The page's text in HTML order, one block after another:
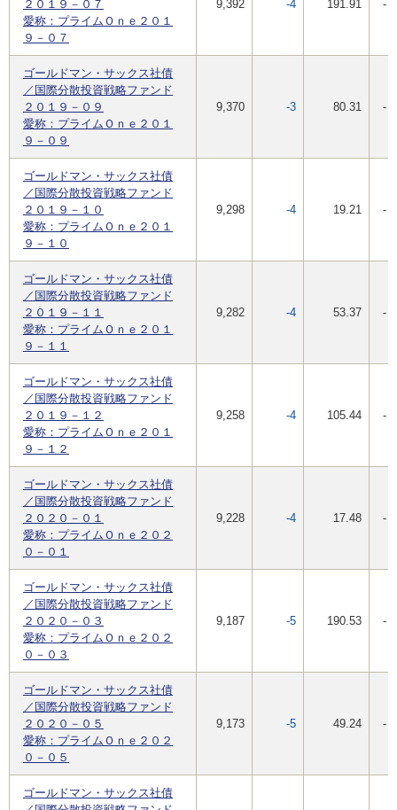
２０１９－０７
愛称：プライムＯｎｅ２０１
９－０７
9,392 -4 191.91 -
ゴールドマン・サックス社債
／国際分散投資戦略ファンド
２０１９－０９
愛称：プライムＯｎｅ２０１
９－０９
9,370 -3 80.31 -
ゴールドマン・サックス社債
／国際分散投資戦略ファンド
２０１９－１０
愛称：プライムＯｎｅ２０１
９－１０
9,298 -4 19.21 -
ゴールドマン・サックス社債
／国際分散投資戦略ファンド
２０１９－１１
愛称：プライムＯｎｅ２０１
９－１１
9,282 -4 53.37 -
ゴールドマン・サックス社債
／国際分散投資戦略ファンド
２０１９－１２
愛称：プライムＯｎｅ２０１
９－１２
9,258 -4 105.44 -
ゴールドマン・サックス社債
／国際分散投資戦略ファンド
２０２０－０１
愛称：プライムＯｎｅ２０２
０－０１
9,228 -4 17.48 -
ゴールドマン・サックス社債
／国際分散投資戦略ファンド
２０２０－０３
愛称：プライムＯｎｅ２０２
０－０３
9,187 -5 190.53 -
ゴールドマン・サックス社債
／国際分散投資戦略ファンド
２０２０－０５
愛称：プライムＯｎｅ２０２
０－０５
9,173 -5 49.24 -
ゴールドマン・サックス社債